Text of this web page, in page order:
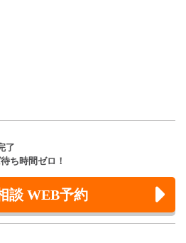
了
ち時間ゼロ！
談 WEB予約